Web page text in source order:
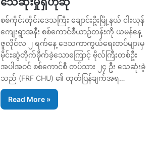
စစ်ကိုင်းတိုင်းဒေသကြီး ချောင်းဦးမြို့နယ် ငါးယှန်
ကျေးရွာအနီး စစ်ကောင်စီယာဉ်တန်းကို ယမန်နေ့
ဇူလိုင်လ ၂ ရက်နေ့ ဒေသကာကွယ်ရေးတပ်များမှ
မိုင်းဆွဲတိုက်ခိုက်ခဲ့သောကြောင့် ဗိုလ်ကြီးတစ်ဦး
အပါအဝင် စစ်ကောင်စီ တပ်သား ၂၄ ဦး သေဆုံးခဲ့
သည် (FRF CHU) ၏ ထုတ်ပြန်ချက်အရ…
Read More »